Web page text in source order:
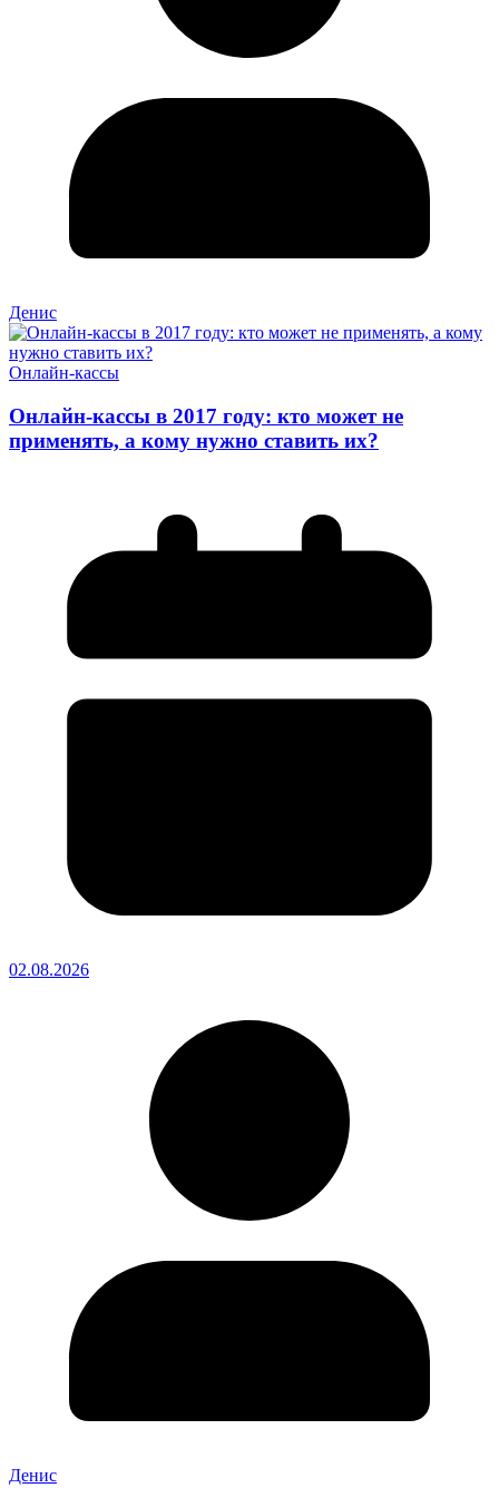
Денис
Онлайн-кассы
Онлайн-кассы в 2017 году: кто может не
применять, а кому нужно ставить их?
02.08.2026
Денис